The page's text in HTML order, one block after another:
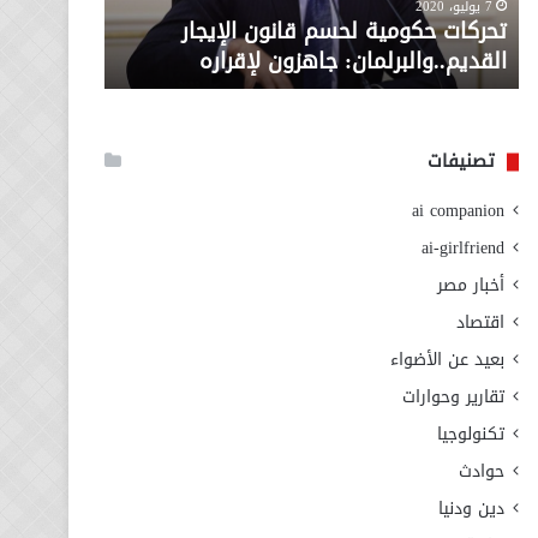
لإقراره
7 يوليو، 2020
تحركات حكومية لحسم قانون الإيجار
القديم..والبرلمان: جاهزون لإقراره
من
وزارة
الاجتماعي
تصنيفات
ai companion
ai-girlfriend
أخبار مصر
اقتصاد
بعيد عن الأضواء
تقارير وحوارات
تكنولوجيا
حوادث
دين ودنيا